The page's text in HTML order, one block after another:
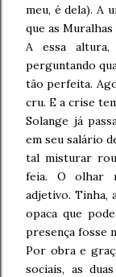
meu, é dela). A
que as Muralhas
A essa
perguntando
tão perfeita.
cru. E a crise
Solange já
em seu salário
tal misturar
feia. O olhar
adjetivo. Tinha,
opaca que
presença fosse
Por obra e
sociais, as